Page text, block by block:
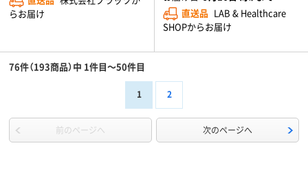
らお届け
直送品 LAB & Healthcare
SHOPからお届け
76件（193商品）中 1件目～50件目
1 2
前のページへ 次のページへ